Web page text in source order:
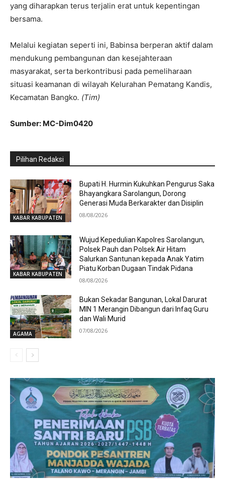
yang diharapkan terus terjalin erat untuk kepentingan
bersama.
Melalui kegiatan seperti ini, Babinsa berperan aktif dalam
mendukung pembangunan dan kesejahteraan
masyarakat, serta berkontribusi pada pemeliharaan
situasi keamanan di wilayah Kelurahan Pematang Kandis,
Kecamatan Bangko. (Tim)
Sumber: MC-Dim0420
Pilihan Redaksi
KABAR KABUPATEN
Bupati H. Hurmin Kukuhkan Pengurus Saka
Bhayangkara Sarolangun, Dorong
Generasi Muda Berkarakter dan Disiplin
08/08/2026
KABAR KABUPATEN
Wujud Kepedulian Kapolres Sarolangun,
Polsek Pauh dan Polsek Air Hitam
Salurkan Santunan kepada Anak Yatim
Piatu Korban Dugaan Tindak Pidana
08/08/2026
AGAMA
Bukan Sekadar Bangunan, Lokal Darurat
MIN 1 Merangin Dibangun dari Infaq Guru
dan Wali Murid
07/08/2026